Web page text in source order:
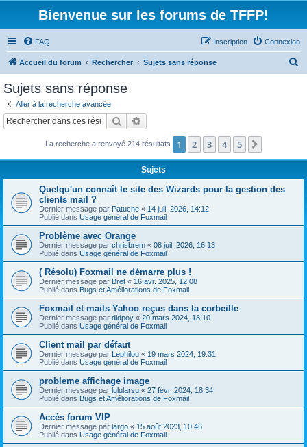
Bienvenue sur les forums de TFFP!
FAQ Connexion
Inscription
Accueil du forum Rechercher Sujets sans réponse
c
Sujets sans réponse
Aller à la recherche avancée
Rechercher
La recherche a renvoyé 214 résultats 1 2 3 4 5
Sujets
Quelqu'un connaît le site des Wizards pour la gestion des
clients mail ?
Dernier message par Patuche « 14 juil. 2026, 14:12
Publié dans Usage général de Foxmail
Problème avec Orange
Dernier message par chrisbrem « 08 juil. 2026, 16:13
Publié dans Usage général de Foxmail
( Résolu) Foxmail ne démarre plus !
Dernier message par Bret « 16 avr. 2025, 12:08
Publié dans Bugs et Améliorations de Foxmail
Foxmail et mails Yahoo reçus dans la corbeille
Dernier message par didpoy « 20 mars 2024, 18:10
Publié dans Usage général de Foxmail
Client mail par défaut
Dernier message par Lephilou « 19 mars 2024, 19:31
Publié dans Usage général de Foxmail
probleme affichage image
Dernier message par lulularsu « 27 févr. 2024, 18:34
Publié dans Bugs et Améliorations de Foxmail
Accès forum VIP
Dernier message par largo « 15 août 2023, 10:46
Publié dans Usage général de Foxmail